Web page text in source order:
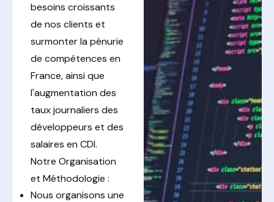
besoins croissants
de nos clients et
surmonter la pénurie
de compétences en
France, ainsi que
l'augmentation des
taux journaliers des
développeurs et des
salaires en CDI.
Notre Organisation
et Méthodologie :
Nous organisons une